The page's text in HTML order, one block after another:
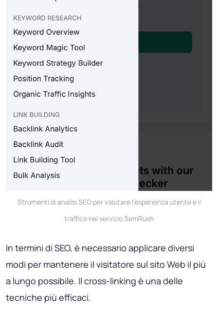
Strumenti di analisi SEO per valutare l'esperienza utente e il
traffico nel servizio SemRush
In termini di SEO, è necessario applicare diversi
modi per mantenere il visitatore sul sito Web il più
a lungo possibile. Il cross-linking è una delle
tecniche più efficaci.